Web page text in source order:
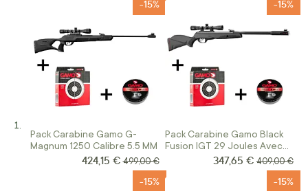
Pack Carabine Gamo G-
Magnum 1250 Calibre 5.5 MM
-15%
Prix Spécial
424,15 € Prix normal
499,00 €
Pack Carabine Gamo Black
Fusion IGT 29 Joules Avec
-15%
Prix Spécial
347,65 € Prix normal
409,00 €
-15% -15%